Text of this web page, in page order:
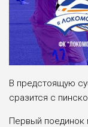
В предстоящую
сразится с
Первый